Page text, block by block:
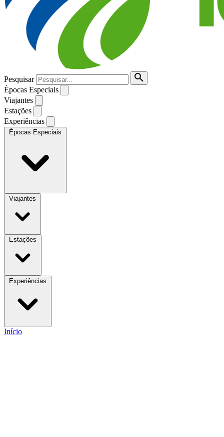
Pesquisar
Épocas Especiais
Viajantes
Estações
Experiências
Épocas Especiais
Viajantes
Estações
Experiências
Início